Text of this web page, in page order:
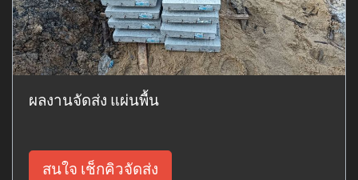
ผลงานจัดส่ง แผ่นพื้น
สนใจ เช็กคิวจัดส่ง